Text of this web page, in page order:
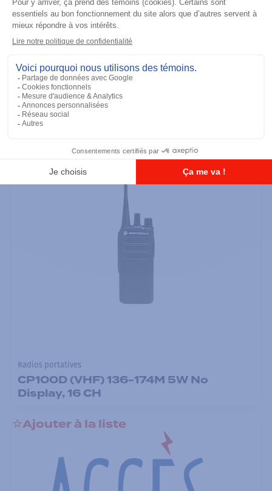
Radios portatives
DTR700 900M Spread Spectrum,
Licence Free, With Display, Limited
Ajouter à la liste
Radios portatives
CP100D (VHF) 136-174M 5W No
Display, 16 CH
Ajouter à la liste